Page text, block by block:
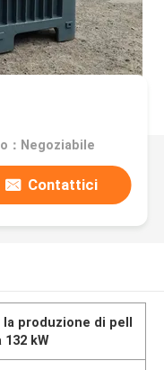
：Negoziabile
Contattici
la produzione di pell
kW